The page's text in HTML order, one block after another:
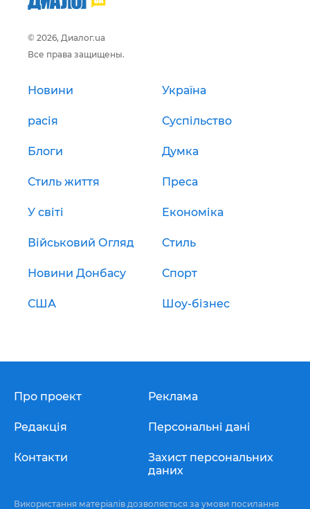
© 2026, Диалог.ua
Все права защищены.
Новини Україна
расія Суспільство
Блоги Думка
Стиль життя Преса
У світі Економіка
Військовий Огляд Стиль
Новини Донбасу Спорт
США Шоу-бізнес
Про проект
Редакція
Контакти
Реклама
Персональні дані
Захист персональних
даних
Використання матеріалів дозволяється за умови посилання